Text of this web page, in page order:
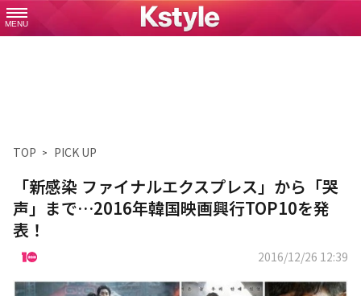
MENU
TOP PICK UP
「新感染 ファイナルエクスプレス」から「哭
声」まで…2016年韓国映画興行TOP10を発
表！
2016/12/26 12:39